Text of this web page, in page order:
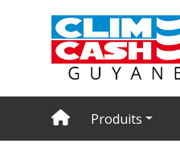
Produits